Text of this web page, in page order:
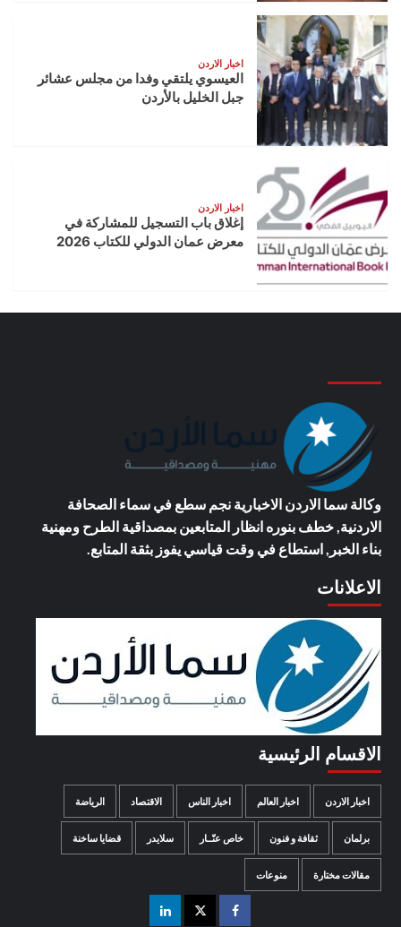
اخبار الاردن
العيسوي يلتقي وفدا من مجلس عشائر
جبل الخليل بالأردن
اخبار الاردن
إغلاق باب التسجيل للمشاركة في
معرض عمان الدولي للكتاب 2026
وكالة سما الاردن الاخباريةنجم سطع في سماء الصحافة
الاردنية, خطف بنوره انظار المتابعين بمصداقية الطرح ومهنية
بناء الخبر, استطاع في وقت قياسي يفوز بثقة المتابع.
الاعلانات
الاقسام الرئيسية
اخبار الاردن اخبار العالم اخبار الناس الاقتصاد الرياضة
برلمان ثقافة و فنون خاص عنّــار سلايدر قضايا ساخنة
مقالات مختارة منوعات